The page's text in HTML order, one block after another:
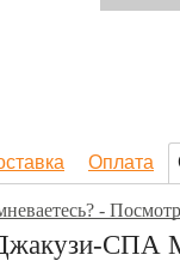
Оплата
-
СПА